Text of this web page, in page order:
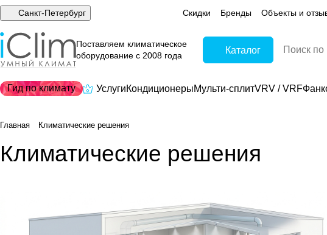
Санкт-Петербург Скидки Бренды Объекты и
Поставляем климатическое
оборудование с 2008 года
Каталог
Гид по климату УслугиКондиционерыМульти-сплитVRV / VRF
Главная Климатические решения
Климатические решения